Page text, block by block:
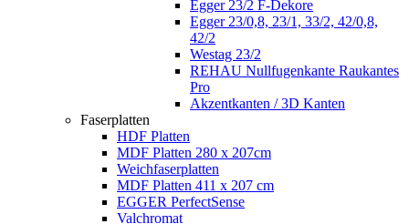
Egger 23/2 F-Dekore
Egger 23/0,8, 23/1, 33/2, 42/0,8,
42/2
Westag 23/2
REHAU Nullfugenkante Raukantes
Pro
Akzentkanten / 3D Kanten
Faserplatten
HDF Platten
MDF Platten 280 x 207cm
Weichfaserplatten
MDF Platten 411 x 207 cm
EGGER PerfectSense
Valchromat